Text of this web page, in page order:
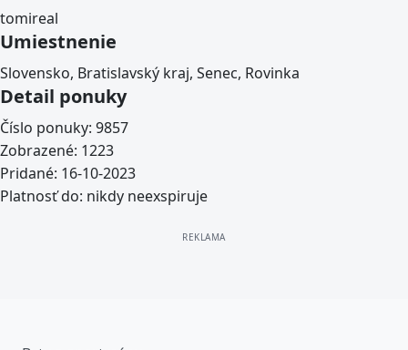
tomireal
Umiestnenie
Slovensko, Bratislavský kraj, Senec, Rovinka
Detail ponuky
Číslo ponuky: 9857
Zobrazené: 1223
Pridané: 16-10-2023
Platnosť do: nikdy neexspiruje